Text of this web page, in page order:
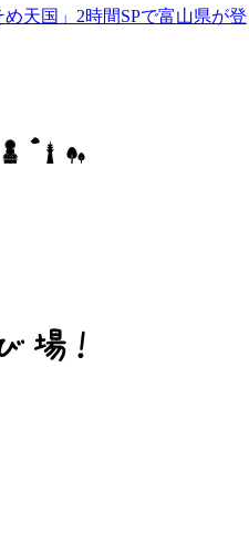
天国」2時間SPで富山県が登